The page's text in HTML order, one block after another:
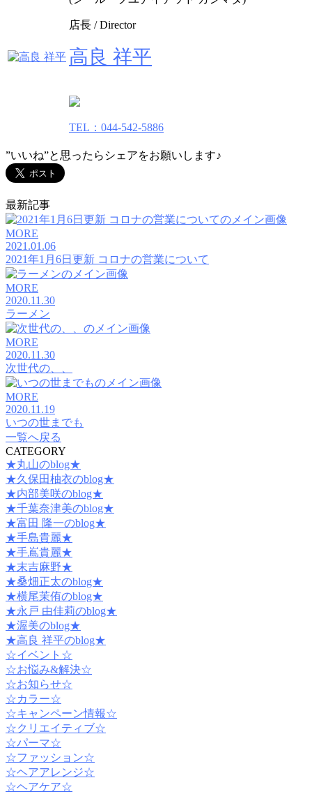
店長 / Director
高良 祥平
TEL：044-542-5886
”いいね”と思ったらシェアをお願いします♪
最新記事
MORE
2021.01.06
2021年1月6日更新 コロナの営業について
MORE
2020.11.30
ラーメン
MORE
2020.11.30
次世代の、、
MORE
2020.11.19
いつの世までも
一覧へ戻る
CATEGORY
★丸山のblog★
★久保田柚衣のblog★
★内部美咲のblog★
★千葉奈津美のblog★
★富田 隆一のblog★
★手島貴麗★
★手嶌貴麗★
★末吉麻野★
★桑畑正太のblog★
★横尾茉侑のblog★
★永戸 由佳莉のblog★
★渥美のblog★
★高良 祥平のblog★
☆イベント☆
☆お悩み&解決☆
☆お知らせ☆
☆カラー☆
☆キャンペーン情報☆
☆クリエイティブ☆
☆パーマ☆
☆ファッション☆
☆ヘアアレンジ☆
☆ヘアケア☆